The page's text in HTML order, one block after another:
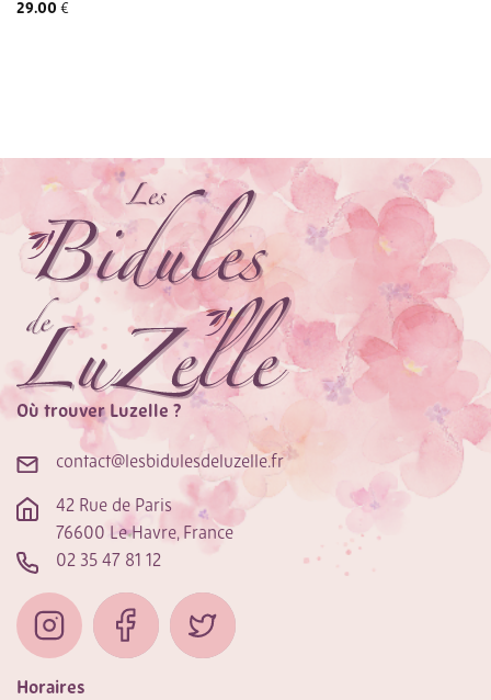
29.00 €
Où trouver Luzelle ?
contact@lesbidulesdeluzelle.fr
42 Rue de Paris
76600 Le Havre, France
02 35 47 81 12
Horaires